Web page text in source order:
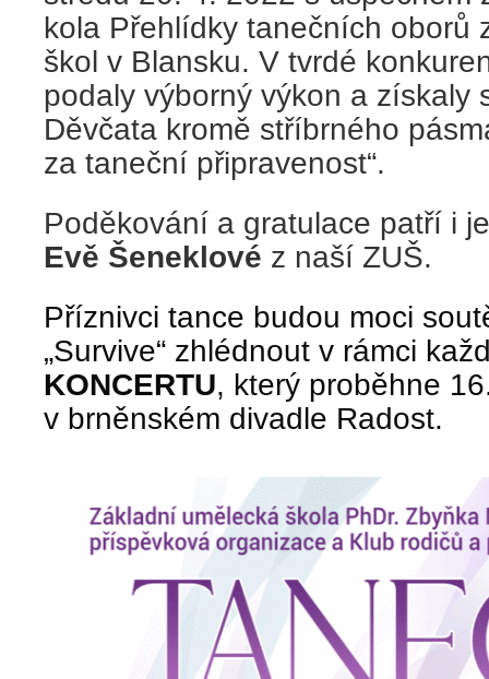
kola Přehlídky tanečních oborů
škol v Blansku. V tvrdé
podaly výborný výkon a získaly
Děvčata kromě stříbrného
za taneční připravenost“.
Poděkování a gratulace patří i
Evě Šeneklové z naší ZUŠ.
Příznivci tance budou moci
„Survive“ zhlédnout v rámci
KONCERTU, který proběhne
v brněnském divadle Radost.